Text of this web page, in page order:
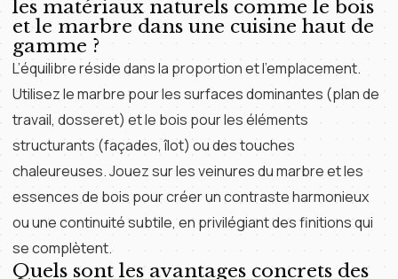
les matériaux naturels comme le bois
et le marbre dans une cuisine haut de
gamme ?
L’équilibre réside dans la proportion et l’emplacement.
Utilisez le marbre pour les surfaces dominantes (plan de
travail, dosseret) et le bois pour les éléments
structurants (façades, îlot) ou des touches
chaleureuses. Jouez sur les veinures du marbre et les
essences de bois pour créer un contraste harmonieux
ou une continuité subtile, en privilégiant des finitions qui
se complètent.
Quels sont les avantages concrets des